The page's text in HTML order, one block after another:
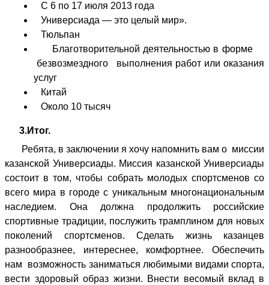
С 6 по 17 июля 2013 года
Универсиада — это целый мир».
Тюльпан
Благотворительной деятельностью в форме
безвозмездного выполнения работ или оказания
услуг
Китай
Около 10 тысяч
3.Итог.
Ребята, в заключении я хочу напомнить вам о миссии
казанской Универсиады. Миссия казанской Универсиады
состоит в том, чтобы собрать молодых спортсменов со
всего мира в городе с уникальным многонациональным
наследием. Она должна продолжить российские
спортивные традиции, послужить трамплином для новых
поколений спортсменов. Сделать жизнь казанцев
разнообразнее, интереснее, комфортнее. Обеспечить
нам возможность заниматься любимыми видами спорта,
вести здоровый образ жизни. Внести весомый вклад в